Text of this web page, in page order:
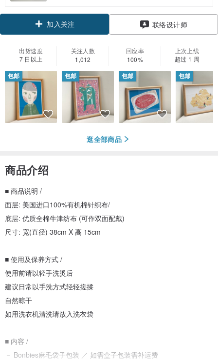
加入关注 联络设计师
出货速度
7 日以上
关注人数
1,012
回应率
100%
上次上线
超过 1 周
包邮 包邮 包邮 包邮
逛全部商品
商品介绍
■ 商品说明 /
面层: 美国进口100%有机棉针织布/
底层: 优质全棉牛津纺布 (可作双面配戴)
尺寸: 宽(直径) 38cm X 高 15cm
■ 使用及保养方式 /
使用前请以轻手洗烫后
建议日常以手洗方式轻轻搓揉
自然晾干
如用洗衣机清洗请放入洗衣袋
■ 内容 /
－ Bonbies麻毛袋子包装 ／ 如需盒子包装需补运费